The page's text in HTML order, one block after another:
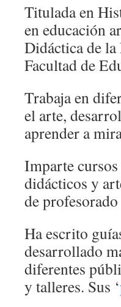
Titulada en
en educación
Didáctica de
Facultad de
Trabaja en
el arte,
aprender a
Imparte
didácticos y
de
Ha escrito
desarrollado
diferentes
y talleres. Sus ‘